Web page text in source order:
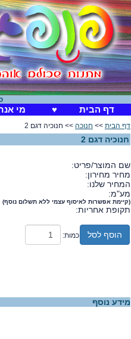
דף הבית ♥ מי
דף הבית >> חנוכה >> חנוכיה דגם 2
חנוכיה דגם 2
שם המוצר/פריט:
מחיר מחירון:
המחיר שלנו:
מע"מ:
(קיימת אפשרות לאיסוף עצמי ללא תשלום נוסף)
תקופת אחריות:
הוסף לסל כמות:
מידע נוסף